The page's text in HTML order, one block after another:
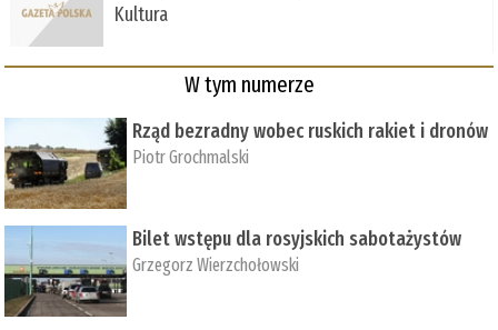
Kultura
W tym numerze
Rząd bezradny wobec ruskich rakiet i dronów
Piotr Grochmalski
Bilet wstępu dla rosyjskich sabotażystów
Grzegorz Wierzchołowski